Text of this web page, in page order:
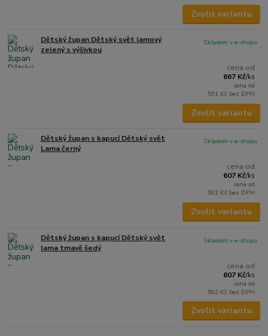
Zvolit variantu
Dětský župan Dětský svět lamový
zelený s výšivkou
cena od
667 Kč/ks
cena od
551 Kč bez DPH
Skladem v e-shopu
Zvolit variantu
Dětský župan s kapucí Dětský svět
Lama černý
cena od
607 Kč/ks
cena od
502 Kč bez DPH
Skladem v e-shopu
Zvolit variantu
Dětský župan s kapucí Dětský svět
lama tmavě šedý
cena od
607 Kč/ks
cena od
502 Kč bez DPH
Skladem v e-shopu
Zvolit variantu